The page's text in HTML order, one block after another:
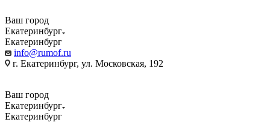
Ваш город
Екатеринбург
Екатеринбург
info@rumof.ru
г. Екатеринбург, ул. Московская, 192
Ваш город
Екатеринбург
Екатеринбург